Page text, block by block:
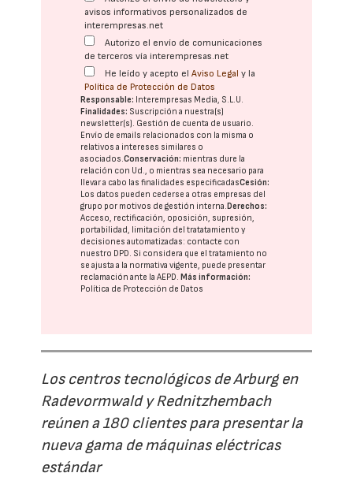
avisos informativos personalizados de
interempresas.net
Autorizo el envío de comunicaciones
de terceros vía interempresas.net
He leído y acepto elAviso Legal y la
Política de Protección de Datos
Responsable: Interempresas Media, S.L.U.
Finalidades: Suscripción a nuestra(s)
newsletter(s). Gestión de cuenta de usuario.
Envío de emails relacionados con la misma o
relativos a intereses similares o
asociados.Conservación: mientras dure la
relación con Ud., o mientras sea necesario para
llevar a cabo las finalidades especificadasCesión:
Los datos pueden cederse a otras empresas del
grupo por motivos de gestión interna. Derechos:
Acceso, rectificación, oposición, supresión,
portabilidad, limitación del tratatamiento y
decisiones automatizadas: contacte con
nuestro DPD. Si considera que el tratamiento no
se ajusta a la normativa vigente, puede presentar
reclamación ante laAEPD. Más información:
Política de Protección de Datos
Los centros tecnológicos de Arburg en
Radevormwald y Rednitzhembach
reúnen a 180 clientes para presentar la
nueva gama de máquinas eléctricas
estándar